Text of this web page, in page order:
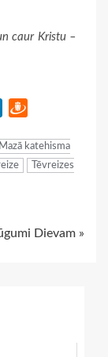
caur Kristu –
LinkedIn
Mazā katehisma
Tēvreizes
Dievam »